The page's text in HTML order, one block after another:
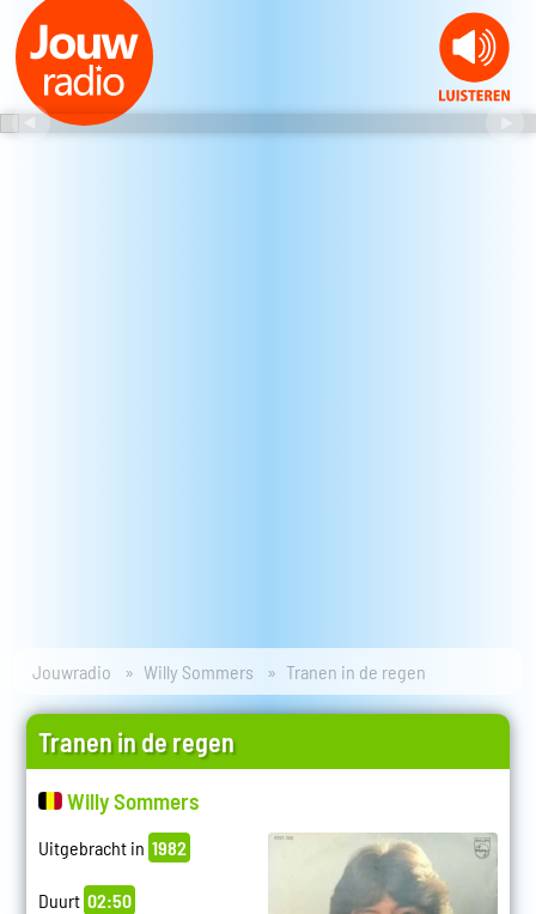
Jouwradio Willy Sommers Tranen in de regen
Tranen in de regen
Willy Sommers
Uitgebracht in 1982
Duurt 02:50